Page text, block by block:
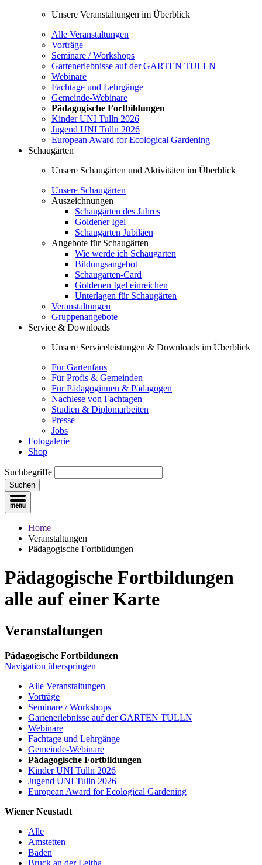
Unsere Veranstaltungen im Überblick
Alle Veranstaltungen
Vorträge
Seminare / Workshops
Gartenerlebnisse auf der GARTEN TULLN
Webinare
Fachtage und Lehrgänge
Gemeinde-Webinare
Pädagogische Fortbildungen
Kinder UNI Tulln 2026
Jugend UNI Tulln 2026
European Award for Ecological Gardening
Schaugärten
Unsere Schaugärten und Aktivitäten im Überblick
Unsere Schaugärten
Auszeichnungen
Schaugärten des Jahres
Goldener Igel
Schaugarten Jubiläen
Angebote für Schaugärten
Wie werde ich Schaugarten
Bildungsangebot
Schaugarten-Card
Goldenen Igel einreichen
Unterlagen für Schaugärten
Veranstaltungen
Gruppenangebote
Service & Downloads
Unsere Serviceleistungen & Downloads im Überblick
Für Gartenfans
Für Profis & Gemeinden
Für Pädagoginnen & Pädagogen
Nachlese von Fachtagen
Studien & Diplomarbeiten
Presse
Jobs
Fotogalerie
Shop
Suchbegriffe
Suchen
Home
Veranstaltungen
Pädagogische Fortbildungen
Pädagogische Fortbildungen
alle auf einer Karte
Veranstaltungen
Pädagogische Fortbildungen
Navigation überspringen
Alle Veranstaltungen
Vorträge
Seminare / Workshops
Gartenerlebnisse auf der GARTEN TULLN
Webinare
Fachtage und Lehrgänge
Gemeinde-Webinare
Pädagogische Fortbildungen
Kinder UNI Tulln 2026
Jugend UNI Tulln 2026
European Award for Ecological Gardening
Wiener Neustadt
Alle
Amstetten
Baden
Bruck an der Leitha